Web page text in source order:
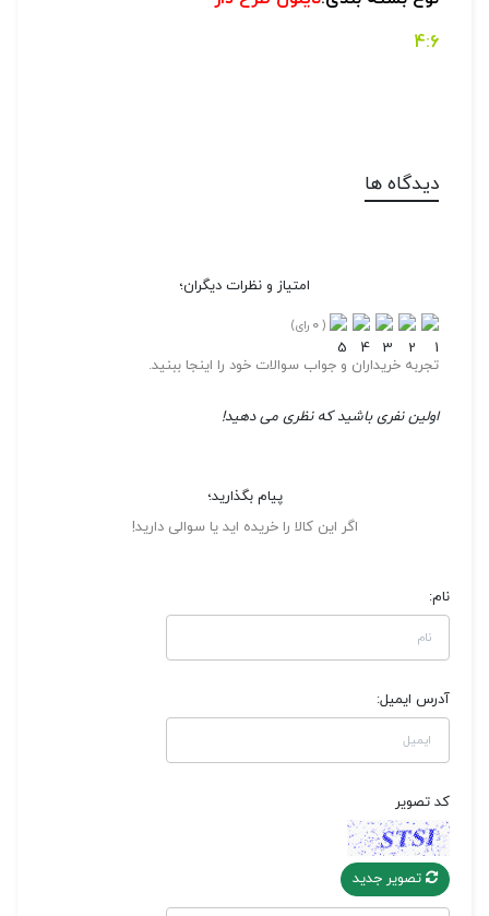
4:6
دیدگاه ها
امتیاز و نظرات دیگران؛
(
0 رای)
تجربه خریداران و جواب سوالات خود را اینجا ببنید.
اولین نفری باشید که نظری می دهید!
پیام بگذارید؛
اگر این کالا را خریده اید یا سوالی دارید!
نام:
آدرس ایمیل:
کد تصویر
تصویر جدید